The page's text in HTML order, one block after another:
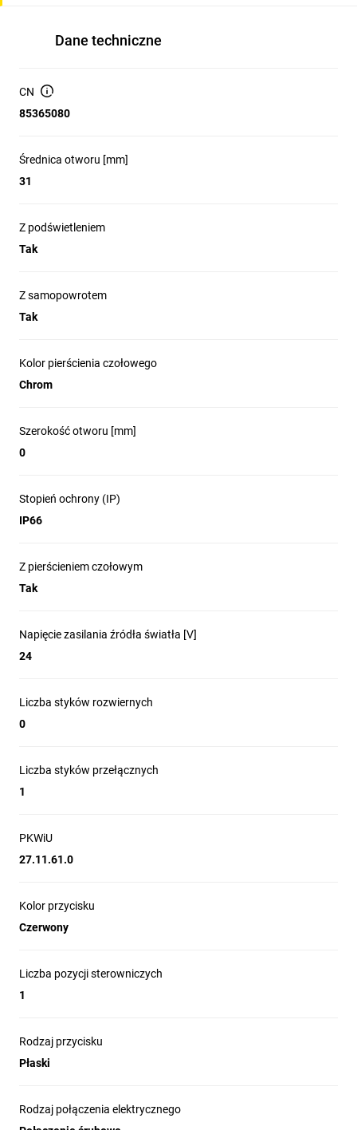
Dane techniczne
CN
85365080
Średnica otworu [mm]
31
Z podświetleniem
Tak
Z samopowrotem
Tak
Kolor pierścienia czołowego
Chrom
Szerokość otworu [mm]
0
Stopień ochrony (IP)
IP66
Z pierścieniem czołowym
Tak
Napięcie zasilania źródła światła [V]
24
Liczba styków rozwiernych
0
Liczba styków przełącznych
1
PKWiU
27.11.61.0
Kolor przycisku
Czerwony
Liczba pozycji sterowniczych
1
Rodzaj przycisku
Płaski
Rodzaj połączenia elektrycznego